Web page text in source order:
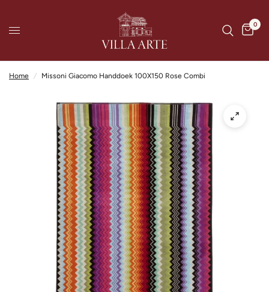
0
Home / Missoni Giacomo Handdoek 100X150 Rose Combi